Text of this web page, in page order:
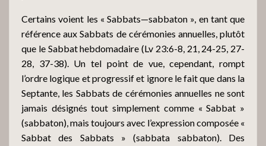
Certains voient les « Sabbats—sabbaton », en tant que
référence aux Sabbats de cérémonies annuelles, plutôt
que le Sabbat hebdomadaire (Lv 23:6-8, 21, 24-25, 27-
28, 37-38). Un tel point de vue, cependant, rompt
l’ordre logique et progressif et ignore le fait que dans la
Septante, les Sabbats de cérémonies annuelles ne sont
jamais désignés tout simplement comme « Sabbat »
(sabbaton), mais toujours avec l’expression composée «
Sabbat des Sabbats » (sabbata sabbaton). Des